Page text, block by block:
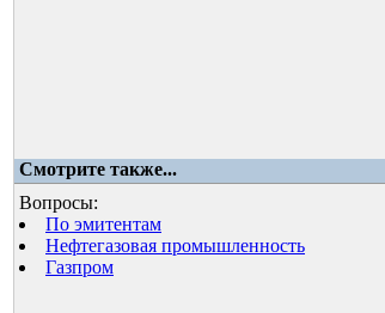
Смотрите также...
Вопросы:
По эмитентам
Нефтегазовая промышленность
Газпром